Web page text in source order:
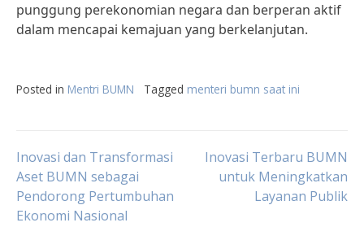
punggung perekonomian negara dan berperan aktif
dalam mencapai kemajuan yang berkelanjutan.
Posted in Mentri BUMN Tagged menteri bumn saat ini
Post
navigation
Inovasi dan Transformasi
Aset BUMN sebagai
Pendorong Pertumbuhan
Ekonomi Nasional
Inovasi Terbaru BUMN
untuk Meningkatkan
Layanan Publik